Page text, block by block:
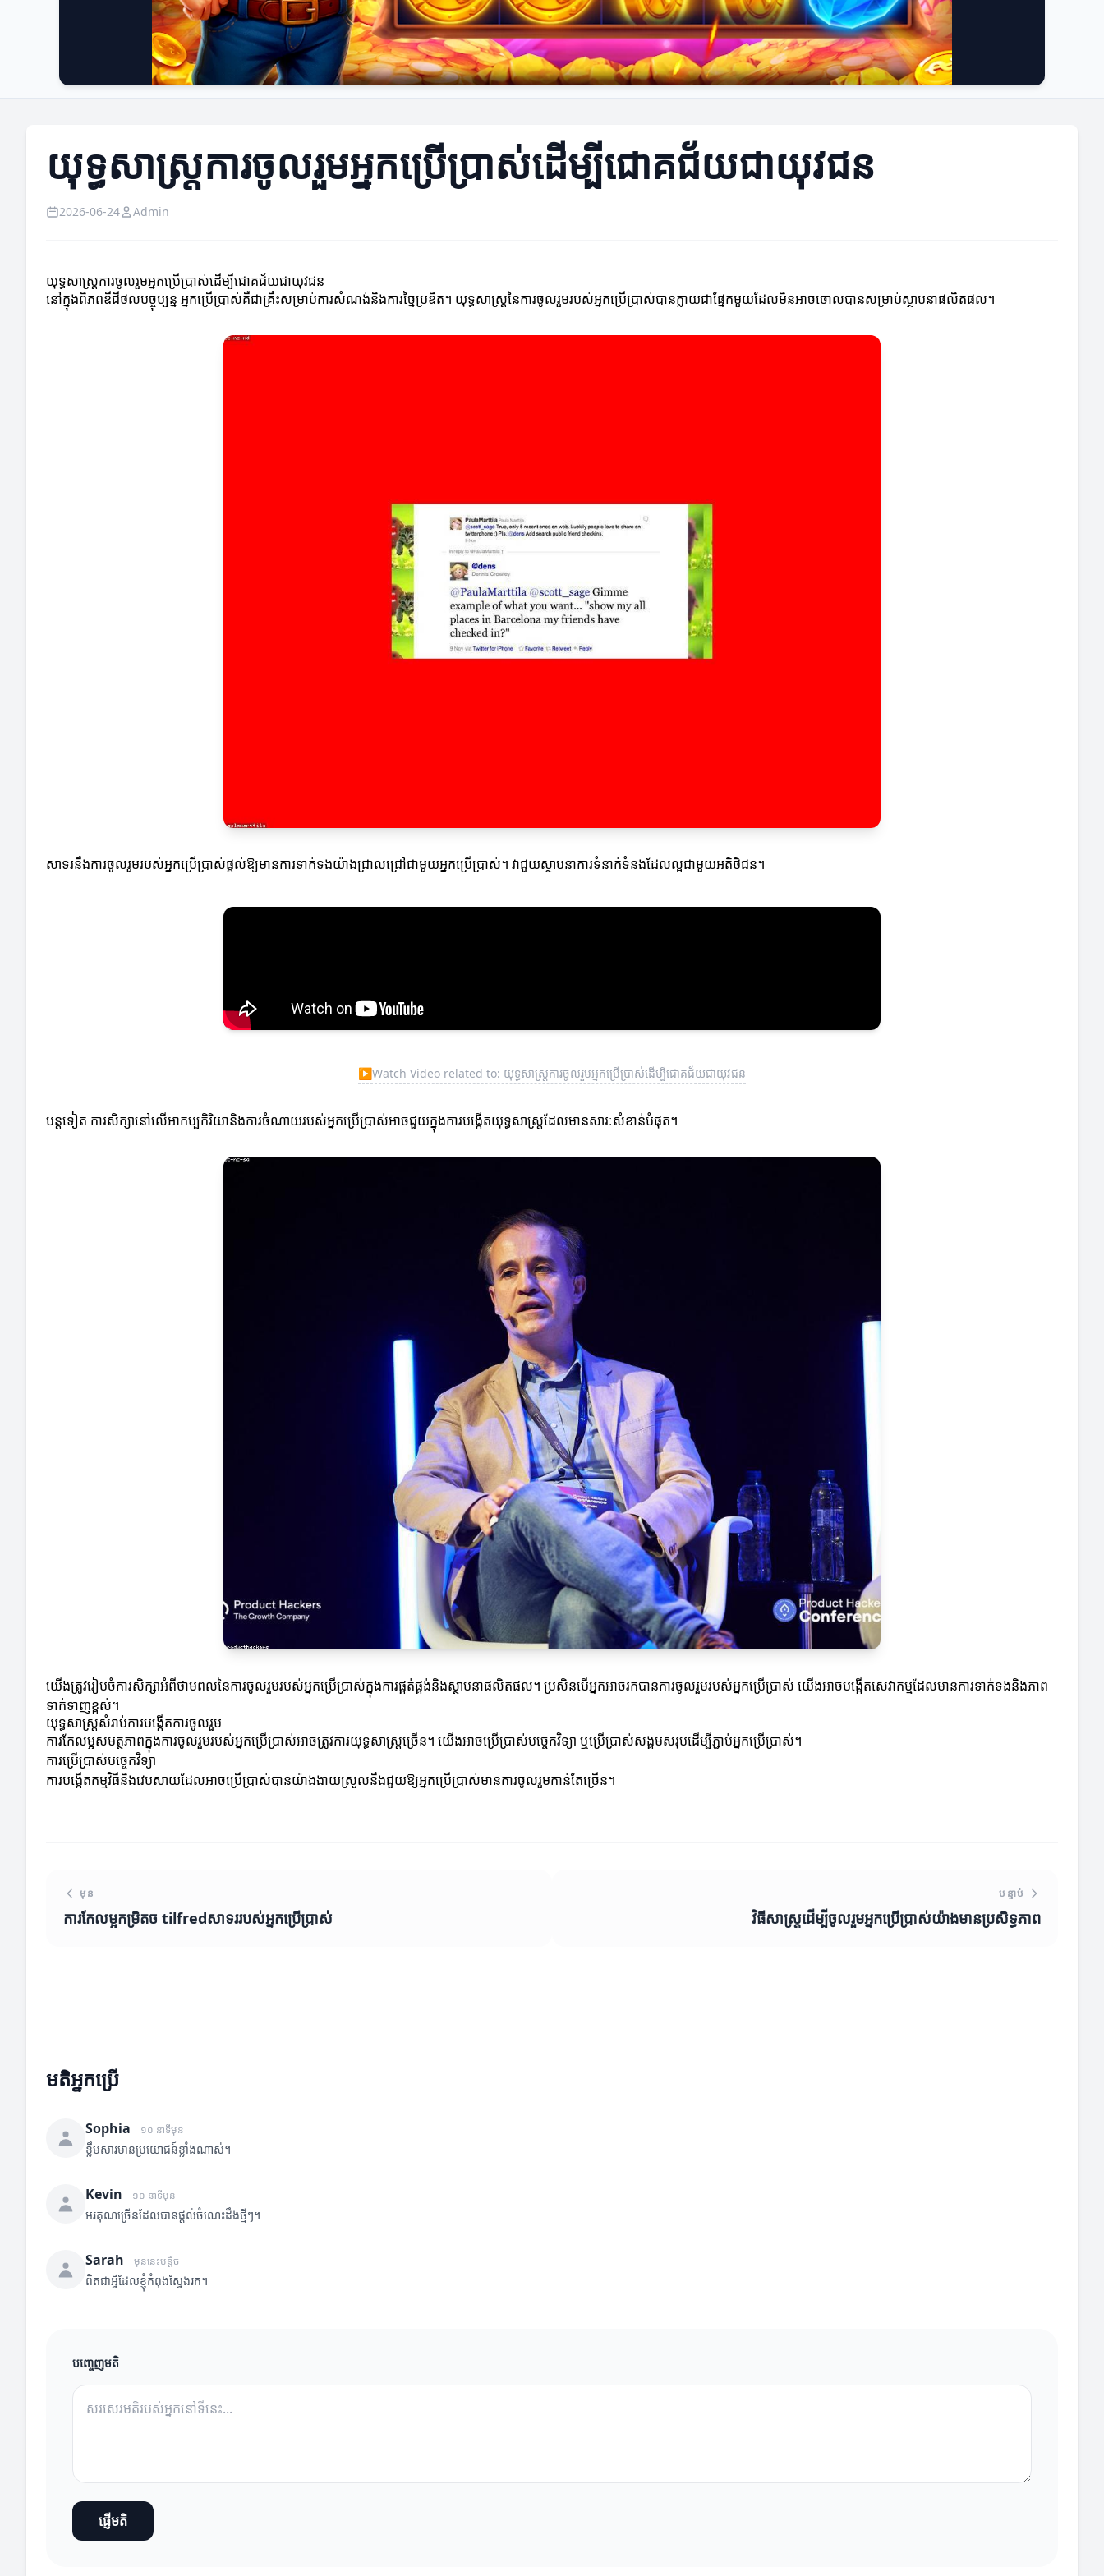
យុទ្ធសាស្ត្រការចូលរួមអ្នកប្រើប្រាស់ដើម្បីជោគជ័យជាយុវជន
2026-06-24 Admin
យុទ្ធសាស្ត្រការចូលរួមអ្នកប្រើប្រាស់ដើម្បីជោគជ័យជាយុវជន
នៅក្នុងពិភពឌីជីថលបច្ចុប្បន្ន អ្នកប្រើប្រាស់គឺជាគ្រឹះសម្រាប់ការសំណង់និងការច្នៃប្រឌិត។ យុទ្ធសាស្ត្រនៃការចូលរួមរបស់អ្នកប្រើប្រាស់បានក្លាយជាផ្នែកមួយដែលមិនអាចចោលបានសម្រាប់ស្ថាបនាផលិតផល។
សាទរនឹងការចូលរួមរបស់អ្នកប្រើប្រាស់ផ្តល់ឱ្យមានការទាក់ទងយ៉ាងជ្រាលជ្រៅជាមួយអ្នកប្រើប្រាស់។ វាជួយស្ថាបនាការទំនាក់ទំនងដែលល្អជាមួយអតិថិជន។
▶Watch Video related to: យុទ្ធសាស្ត្រការចូលរួមអ្នកប្រើប្រាស់ដើម្បីជោគជ័យជាយុវជន
បន្តទៀត ការសិក្សានៅលើអាកប្បកិរិយានិងការចំណាយរបស់អ្នកប្រើប្រាស់អាចជួយក្នុងការបង្កើតយុទ្ធសាស្ត្រដែលមានសារៈសំខាន់បំផុត។
យើងត្រូវរៀបចំការសិក្សាអំពីថាមពលនៃការចូលរួមរបស់អ្នកប្រើប្រាស់ក្នុងការផ្គត់ផ្គង់និងស្ថាបនាផលិតផល។ ប្រសិនបើអ្នកអាចរកបានការចូលរួមរបស់អ្នកប្រើប្រាស់ យើងអាចបង្កើតសេវាកម្មដែលមានការទាក់ទងនិងភាព
ទាក់ទាញខ្ពស់។
យុទ្ធសាស្ត្រសំរាប់ការបង្កើតការចូលរួម
ការកែលម្អសមត្ថភាពក្នុងការចូលរួមរបស់អ្នកប្រើប្រាស់អាចត្រូវការយុទ្ធសាស្ត្រច្រើន។ យើងអាចប្រើប្រាស់បច្ចេកវិទ្យា ឬប្រើប្រាស់សង្គមសរុបដើម្បីភ្ជាប់អ្នកប្រើប្រាស់។
ការប្រើប្រាស់បច្ចេកវិទ្យា
ការ​បង្កើត​កម្មវិធី​និង​វេបសាយ​ដែលអាចប្រើប្រាស់បានយ៉ាងងាយស្រួលនឹងជួយឱ្យអ្នកប្រើប្រាស់មានការចូលរួមកាន់តែច្រើន។
មុន
ការកែលម្អកម្រិតច tilfredសាទររបស់អ្នកប្រើប្រាស់
បន្ទាប់
វិធីសាស្រ្តដើម្បីចូលរួមអ្នកប្រើប្រាស់យ៉ាងមានប្រសិទ្ធភាព
មតិអ្នកប្រើ
Sophia ១០ នាទីមុន
ខ្លឹមសារមានប្រយោជន៍ខ្លាំងណាស់។
Kevin ១០ នាទីមុន
អរគុណច្រើនដែលបានផ្តល់ចំណេះដឹងថ្មីៗ។
Sarah មុននេះបន្តិច
ពិតជាអ្វីដែលខ្ញុំកំពុងស្វែងរក។
បញ្ចេញមតិ
ផ្ញើមតិ